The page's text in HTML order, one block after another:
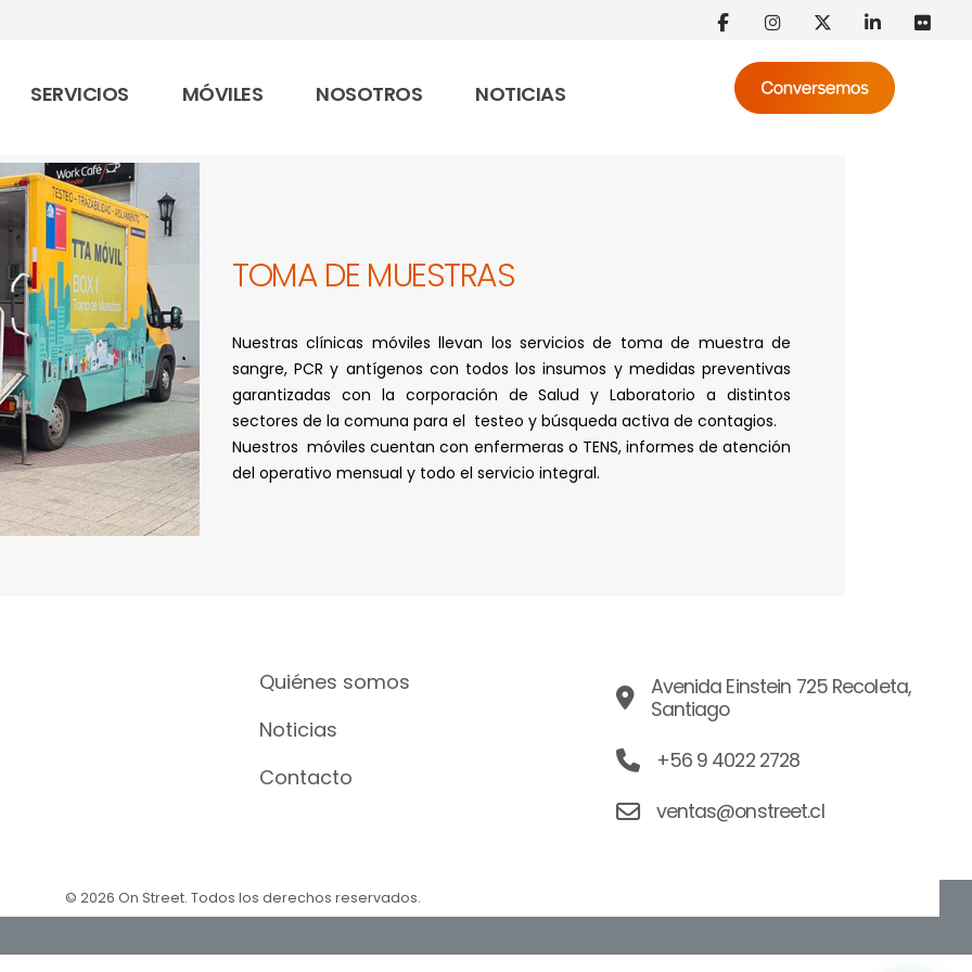
SERVICIOS MÓVILES NOSOTROS NOTICIAS
TOMA DE MUESTRAS
Nuestras clínicas móviles llevan los servicios de toma de muestra de
sangre, PCR y antígenos con todos los insumos y medidas preventivas
garantizadas con la corporación de Salud y Laboratorio a distintos
sectores de la comuna para el testeo y búsqueda activa de contagios.
Nuestros móviles cuentan con enfermeras o TENS, informes de atención
del operativo mensual y todo el servicio integral.
Quiénes somos
Noticias
Contacto
Avenida Einstein 725 Recoleta,
Santiago
+56 9 4022 2728
ventas@onstreet.cl
© 2026 On Street. Todos los derechos reservados.